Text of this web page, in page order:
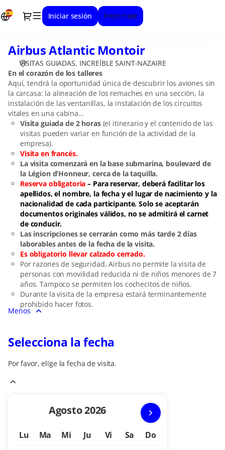
Diálogo
Iniciar sesión Regístrate
la
Atlantic
Montoir]
Increíble
Saint-
Nazaire
Airbus
Atlantic
Montoir
Airbus Atlantic Montoir
VISITAS GUIADAS INCREÍBLE SAINT-NAZAIRE
En el corazón de los talleres
Aquí, tendrá la oportunidad única de descubrir los aviones sin
la carcasa: la alineación de los remaches en una sección, la
instalación de las ventanillas, la instalación de los circuitos
vitales en una cabina…
Visita guiada de 2 horas (el itinerario y el contenido de las
visitas pueden variar en función de la actividad de la
empresa).
Visita en francés.
La visita comenzará en la base submarina, boulevard de
la Légion d’Honneur, cerca de la taquilla.
Reserva obligatoria– Para reservar, deberá facilitar los
apellidos, el nombre, la fecha y el lugar de nacimiento y la
nacionalidad de cada participante. Solo se aceptarán
documentos originales válidos, no se admitirá el carnet
de conducir.
Las inscripciones se cerrarán como más tarde 2 días
laborables antes de la fecha de la visita.
Es obligatorio llevar calzado cerrado.
Por razones de seguridad, Airbus no permite la visita de
personas con movilidad reducida ni de niños menores de 7
años. Tampoco se permiten los cochecitos de niños.
Durante la visita de la empresa estará terminantemente
prohibido hacer fotos.
Menos
Selecciona la fecha
Por favor, elige la fecha de visita.
Mes
curso
Agosto2026
Lu Ma Mi Ju Vi Sa Do